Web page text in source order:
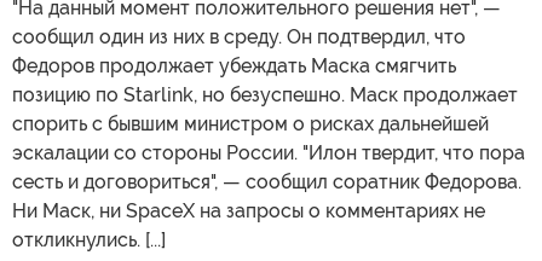
"На данный момент положительного решения нет", —
сообщил один из них в среду. Он подтвердил, что
Федоров продолжает убеждать Маска смягчить
позицию по Starlink, но безуспешно. Маск продолжает
спорить с бывшим министром о рисках дальнейшей
эскалации со стороны России. "Илон твердит, что пора
сесть и договориться", — сообщил соратник Федорова.
Ни Маск, ни SpaceX на запросы о комментариях не
откликнулись. [...]